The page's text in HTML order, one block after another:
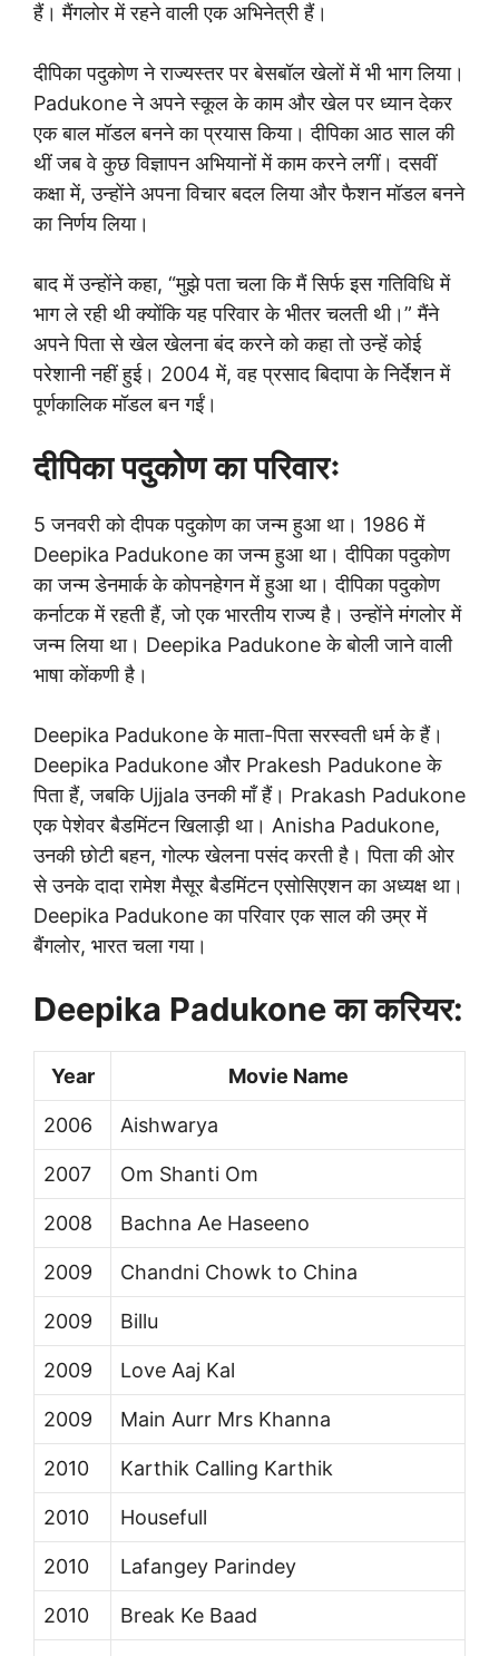
हैं। मैंगलोर में रहने वाली एक अभिनेत्री हैं।
दीपिका पदुकोण ने राज्यस्तर पर बेसबॉल खेलों में भी भाग लिया।
Padukone ने अपने स्कूल के काम और खेल पर ध्यान देकर
एक बाल मॉडल बनने का प्रयास किया। दीपिका आठ साल की
थीं जब वे कुछ विज्ञापन अभियानों में काम करने लगीं। दसवीं
कक्षा में, उन्होंने अपना विचार बदल लिया और फैशन मॉडल बनने
का निर्णय लिया।
बाद में उन्होंने कहा, “मुझे पता चला कि मैं सिर्फ इस गतिविधि में
भाग ले रही थी क्योंकि यह परिवार के भीतर चलती थी।” मैंने
अपने पिता से खेल खेलना बंद करने को कहा तो उन्हें कोई
परेशानी नहीं हुई। 2004 में, वह प्रसाद बिदापा के निर्देशन में
पूर्णकालिक मॉडल बन गईं।
दीपिका पदुकोण का परिवारः
5 जनवरी को दीपक पदुकोण का जन्म हुआ था। 1986 में
Deepika Padukone का जन्म हुआ था। दीपिका पदुकोण
का जन्म डेनमार्क के कोपनहेगन में हुआ था। दीपिका पदुकोण
कर्नाटक में रहती हैं, जो एक भारतीय राज्य है। उन्होंने मंगलोर में
जन्म लिया था। Deepika Padukone के बोली जाने वाली
भाषा कोंकणी है।
Deepika Padukone के माता-पिता सरस्वती धर्म के हैं।
Deepika Padukone और Prakesh Padukone के
पिता हैं, जबकि Ujjala उनकी माँ हैं। Prakash Padukone
एक पेशेवर बैडमिंटन खिलाड़ी था। Anisha Padukone,
उनकी छोटी बहन, गोल्फ खेलना पसंद करती है। पिता की ओर
से उनके दादा रामेश मैसूर बैडमिंटन एसोसिएशन का अध्यक्ष था।
Deepika Padukone का परिवार एक साल की उम्र में
बैंगलोर, भारत चला गया।
Deepika Padukone का करियर:
Year Movie Name
2006 Aishwarya
2007 Om Shanti Om
2008 Bachna Ae Haseeno
2009 Chandni Chowk to China
2009 Billu
2009 Love Aaj Kal
2009 Main Aurr Mrs Khanna
2010 Karthik Calling Karthik
2010 Housefull
2010 Lafangey Parindey
2010 Break Ke Baad